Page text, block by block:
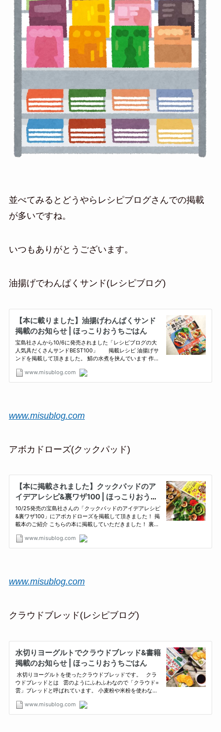
並べてみるとどうやらレシピブログさんでの掲載
が多いですね。
いつもありがとうございます。
油揚げでわんぱくサンド(レシピブログ)
www.misublog.com
アボカドローズ(クックパッド)
www.misublog.com
クラウドブレッド(レシピブログ)